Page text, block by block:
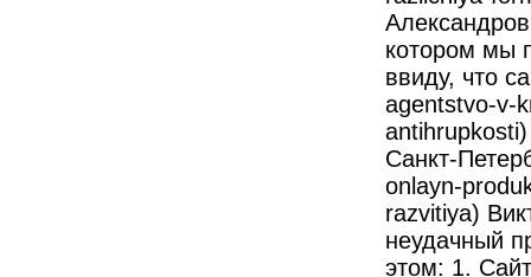
котором мы
ввиду, что
agentstvo-v-
Санкт-
onlayn-
razvitiya)
неудачный
этом: 1.